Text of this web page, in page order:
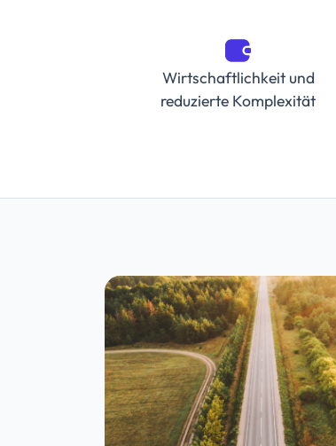
Wirtschaftlichkeit und
reduzierte Komplexität